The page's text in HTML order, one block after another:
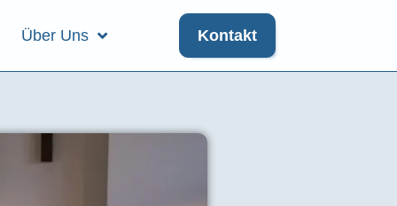
Über Uns Kontakt